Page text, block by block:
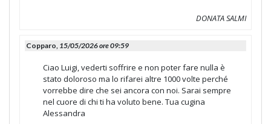
DONATA SALMI
Copparo, 15/05/2026 ore 09:59
Ciao Luigi, vederti soffrire e non poter fare nulla è
stato doloroso ma lo rifarei altre 1000 volte perché
vorrebbe dire che sei ancora con noi. Sarai sempre
nel cuore di chi ti ha voluto bene. Tua cugina
Alessandra